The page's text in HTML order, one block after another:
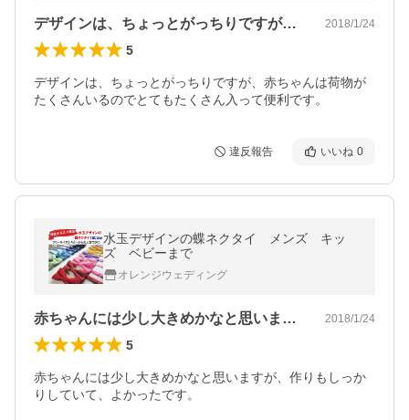
デザインは、ちょっとがっちりですが、赤… 2018/1/24
5
デザインは、ちょっとがっちりですが、赤ちゃんは荷物が
たくさんいるのでとてもたくさん入って便利です。
違反報告 いいね 0
水玉デザインの蝶ネクタイ メンズ キッ
ズ ベビーまで
オレンジウェディング
赤ちゃんには少し大きめかなと思いますが… 2018/1/24
5
赤ちゃんには少し大きめかなと思いますが、作りもしっか
りしていて、よかったです。